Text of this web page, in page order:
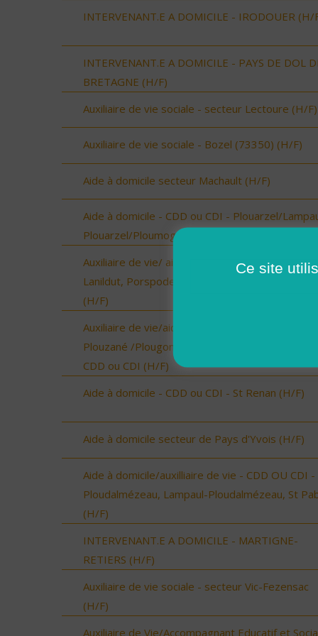
INTERVENANT.E A DOMICILE - IRODOUER (H/
INTERVENANT.E A DOMICILE - PAYS DE DOL
BRETAGNE (H/F)
Auxiliaire de vie sociale - secteur Lectoure (H/F)
Auxiliaire de vie sociale - Bozel (73350) (H/F)
Aide à domicile secteur Machault (H/F)
Aide à domicile - CDD ou CDI - Plouarzel/
Plouarzel/Ploumoguer (H/F)
Auxiliaire de vie/ aide à domicile - Plourin, Brélès,
Lanildut, Porspoder, Landunvez - CDI ou CDD
(H/F)
Auxiliaire de vie/aide à domicile - Locmaria-
Plouzané /Plougonvelin/Le Conquet/Trébabu -
CDD ou CDI (H/F)
Aide à domicile - CDD ou CDI - St Renan (H/F)
Aide à domicile secteur de Pays d'Yvois (H/F)
Aide à domicile/auxilliaire de vie - CDD OU CDI -
Ploudalmézeau, Lampaul-Ploudalmézeau, St
(H/F)
INTERVENANT.E A DOMICILE - MARTIGNE-
RETIERS (H/F)
Auxiliaire de vie sociale - secteur Vic-Fezensac
(H/F)
Auxiliaire de Vie/Accompagnant Educatif et
Ce site